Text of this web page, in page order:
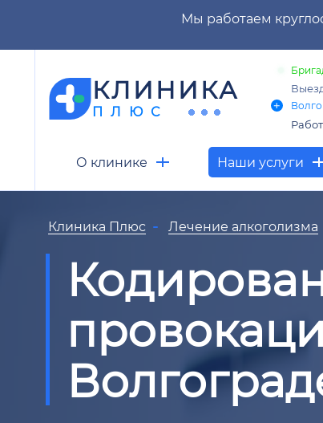
Мы работаем
КЛИНИКА
ПЛЮС
О клинике Наши услуги
Клиника Плюс Лечение алкоголизма